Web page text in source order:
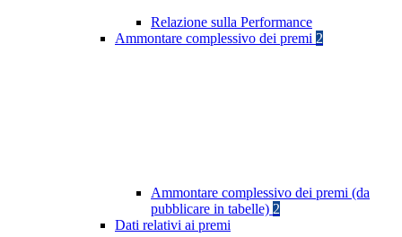
Relazione sulla Performance
Ammontare complessivo dei premi 2
Ammontare complessivo dei premi (da
pubblicare in tabelle) 2
Dati relativi ai premi